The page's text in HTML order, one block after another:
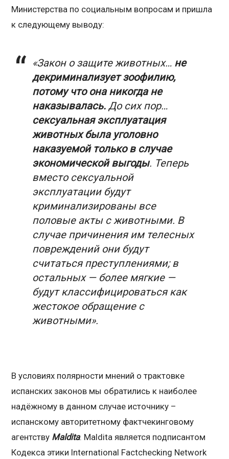
Министерства по социальным вопросам и пришла
к следующему выводу:
«Закон о защите животных… не
декриминализует зоофилию,
потому что она никогда не
наказывалась.До сих пор…
сексуальная эксплуатация
животных была уголовно
наказуемой только в случае
экономической выгоды. Теперь
вместо сексуальной
эксплуатации будут
криминализированы все
половые акты с животными. В
случае причинения им телесных
повреждений они будут
считаться преступлениями; в
остальных — более мягкие —
будут классифицироваться как
жестокое обращение с
животными».
В условиях полярности мнений о трактовке
испанских законов мы обратились к наиболее
надёжному в данном случае источнику –
испанскому авторитетному фактчекинговому
агентству Maldita. Maldita является подписантом
Кодекса этики International Factchecking Network